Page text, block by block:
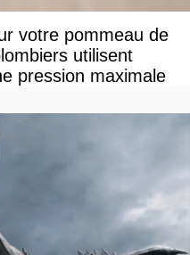
votre pommeau de
utilisent
pression maximale